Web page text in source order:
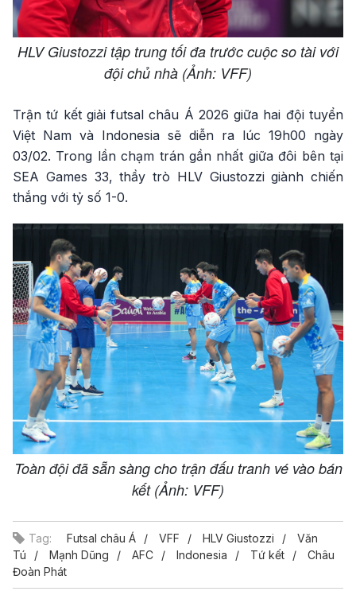
HLV Giustozzi tập trung tối đa trước cuộc so tài với
đội chủ nhà (Ảnh: VFF)
Trận tứ kết giải futsal châu Á 2026 giữa hai đội tuyển
Việt Nam và Indonesia sẽ diễn ra lúc 19h00 ngày
03/02. Trong lần chạm trán gần nhất giữa đôi bên tại
SEA Games 33, thầy trò HLV Giustozzi giành chiến
thắng với tỷ số 1-0.
Toàn đội đã sẵn sàng cho trận đấu tranh vé vào bán
kết (Ảnh: VFF)
Tag: Futsal châu Á VFF HLV Giustozzi
Văn
Tú
Mạnh Dũng AFC Indonesia Tứ kết
Châu
Đoàn Phát